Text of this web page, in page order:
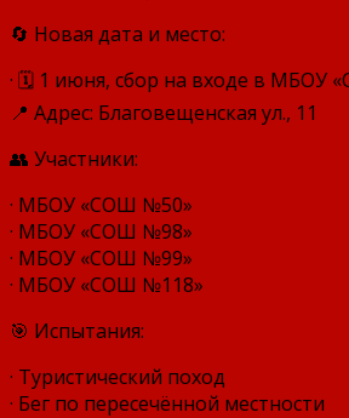
🔄 Новая дата и место:
· 🗓 1 июня, сбор на входе в МБОУ
📍 Адрес: Благовещенская ул., 11
👥 Участники:
· МБОУ «СОШ №50»
· МБОУ «СОШ №98»
· МБОУ «СОШ №99»
· МБОУ «СОШ №118»
🎯 Испытания:
· Туристический поход
· Бег по пересечённой местности